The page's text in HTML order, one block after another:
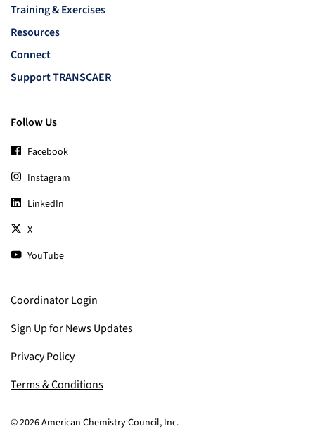
Training & Exercises
Resources
Connect
Support TRANSCAER
Follow Us
Facebook
Instagram
LinkedIn
X
YouTube
© 2026 American Chemistry Council, Inc.
Coordinator Login
Sign Up for News Updates
Privacy Policy
Terms & Conditions